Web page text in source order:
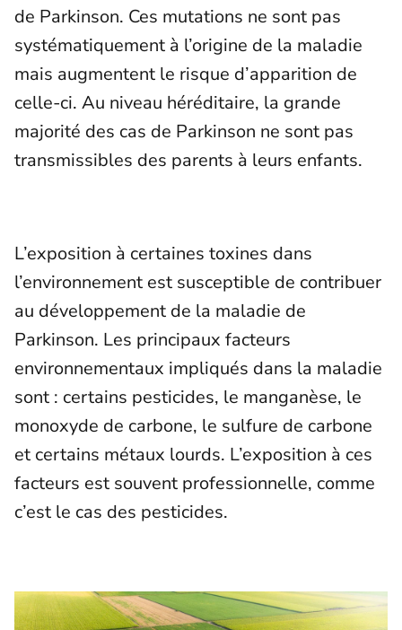
de Parkinson. Ces mutations ne sont pas
systématiquement à l’origine de la maladie
mais augmentent le risque d’apparition de
celle-ci. Au niveau héréditaire, la grande
majorité des cas de Parkinson ne sont pas
transmissibles des parents à leurs enfants.
L’exposition à certaines toxines dans
l’environnement est susceptible de contribuer
au développement de la maladie de
Parkinson. Les principaux facteurs
environnementaux impliqués dans la maladie
sont : certains pesticides, le manganèse, le
monoxyde de carbone, le sulfure de carbone
et certains métaux lourds. L’exposition à ces
facteurs est souvent professionnelle, comme
c’est le cas des pesticides.